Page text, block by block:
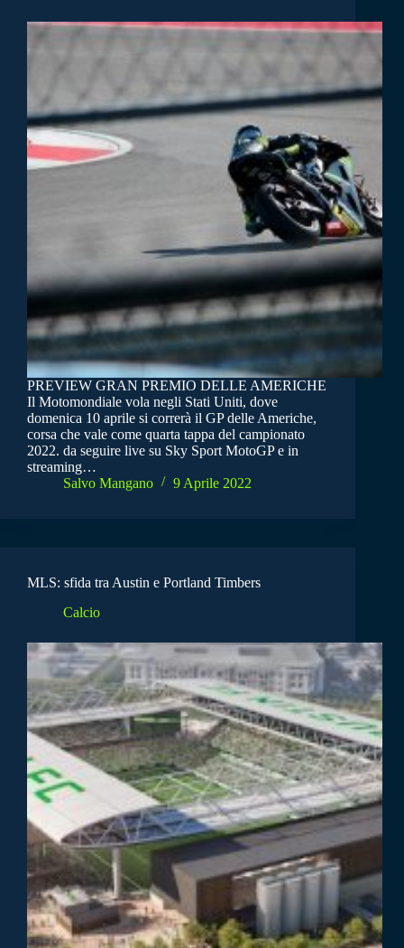
PREVIEW GRAN PREMIO DELLE AMERICHE
Il Motomondiale vola negli Stati Uniti, dove
domenica 10 aprile si correrà il GP delle Americhe,
corsa che vale come quarta tappa del campionato
2022. da seguire live su Sky Sport MotoGP e in
streaming…
Salvo Mangano
9 Aprile 2022
MLS: sfida tra Austin e Portland Timbers
Calcio